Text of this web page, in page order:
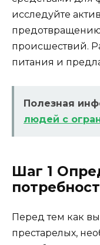
исследуйте
происшествий.
питания и
Полезная
людей с
Шаг 1
Перед тем как
престарелых,